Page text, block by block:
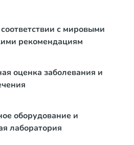
с мировыми
рекомендациям
оценка заболевания и
оборудование и
лаборатория